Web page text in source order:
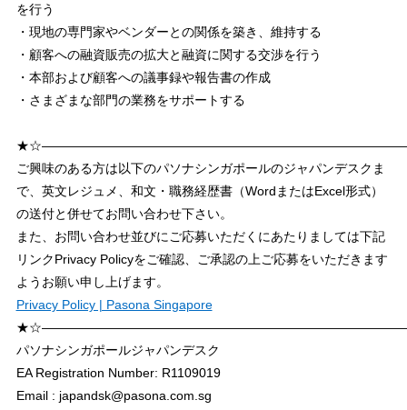
を行う
・現地の専門家やベンダーとの関係を築き、維持する
・顧客への融資販売の拡大と融資に関する交渉を行う
・本部および顧客への議事録や報告書の作成
・さまざまな部門の業務をサポートする
ご興味のある方は以下のパソナシンガポールのジャパンデスクま
で、英文レジュメ、和文・職務経歴書（WordまたはExcel形式）
の送付と併せてお問い合わせ下さい。
また、お問い合わせ並びにご応募いただくにあたりましては下記
リンクPrivacy Policyをご確認、ご承認の上ご応募をいただきます
ようお願い申し上げます。
Privacy Policy | Pasona Singapore
パソナシンガポールジャパンデスク
EA Registration Number: R1109019
Email : japandsk@pasona.com.sg